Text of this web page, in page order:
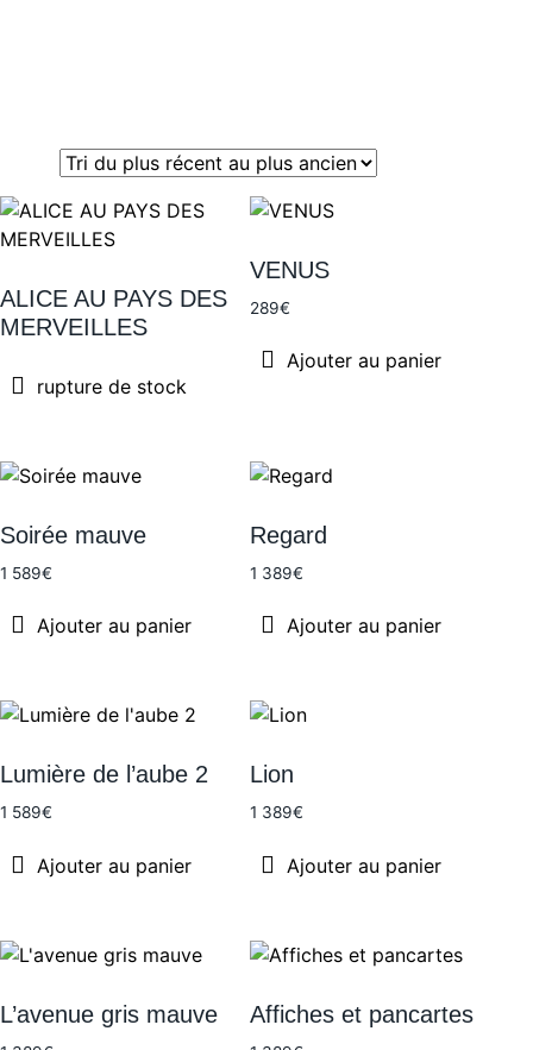
Par style
Architecture
Portrait
Street Art
Abstrait
Pop-art
Par couleur
Par technique
Acrylique sur bois
Sculpture
Recherche par prix
ALICE AU PAYS DES
MERVEILLES
rupture de stock
VENUS
289€
Ajouter au panier
Soirée mauve
1 589€
Ajouter au panier
Regard
1 389€
Ajouter au panier
Lumière de l’aube 2
1 589€
Ajouter au panier
Lion
1 389€
Ajouter au panier
L’avenue gris mauve Affiches et pancartes